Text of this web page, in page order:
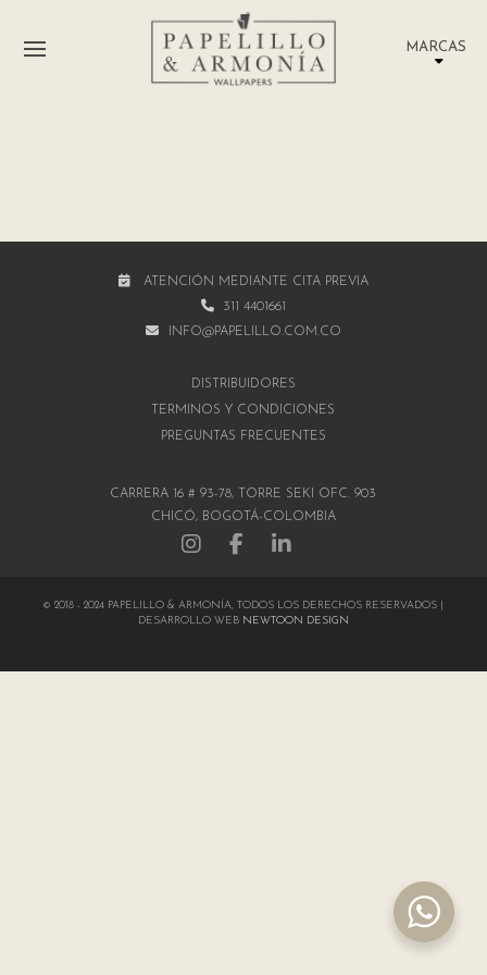
MARCAS
ATENCIÓN MEDIANTE CITA PREVIA
311 4401661
INFO@PAPELILLO.COM.CO
DISTRIBUIDORES
TÉRMINOS Y CONDICIONES
PREGUNTAS FRECUENTES
CARRERA 16 # 93-78, TORRE SEKI OFC. 903
CHICÓ, BOGOTÁ-COLOMBIA
© 2018 - 2024 PAPELILLO & ARMONÍA, TODOS LOS DERECHOS RESERVADOS |
DESARROLLO WEB NEWTOON DESIGN